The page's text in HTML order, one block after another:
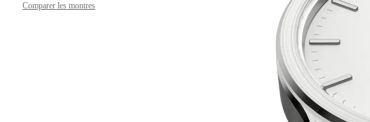
Comparer les montres